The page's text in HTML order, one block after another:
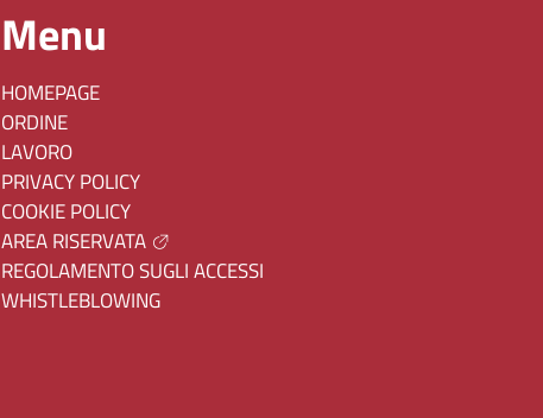
Menu
HOMEPAGE
ORDINE
LAVORO
PRIVACY POLICY
COOKIE POLICY
AREA RISERVATA
REGOLAMENTO SUGLI ACCESSI
WHISTLEBLOWING